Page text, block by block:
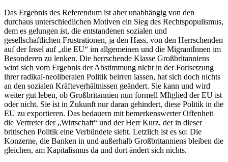
Das Ergebnis des Referendum ist aber unabhängig von den
durchaus unterschiedlichen Motiven ein Sieg des Rechtspopulismus,
dem es gelungen ist, die entstandenen sozialen und
gesellschaftlichen Frustrationen, ja den Hass, von den Herrschenden
auf der Insel auf „die EU“ im allgemeinen und die MigrantInnen im
Besonderen zu lenken. Die herrschende Klasse Großbritanniens
wird sich vom Ergebnis der Abstimmung nicht in der Fortsetzung
ihrer radikal-neoliberalen Politik beirren lassen, hat sich doch nichts
an den sozialen Kräfteverhältnissen geändert. Sie kann und wird
weiter gut leben, ob Großbritannien nun formell MItglied der EU ist
oder nicht. Sie ist in Zukunft nur daran gehindert, diese Politik in die
EU zu exportieren. Das bedauern mit bemerkenswerter Offenheit
die Vertreter der „Wirtschaft“ und der Herr Kurz, der in dieser
britischen Politik eine Verbündete sieht. Letzlich ist es so: Die
Konzerne, die Banken in und außerhalb Großbritanniens bleiben die
gleichen, am Kapitalismus da und dort ändert sich nichts.